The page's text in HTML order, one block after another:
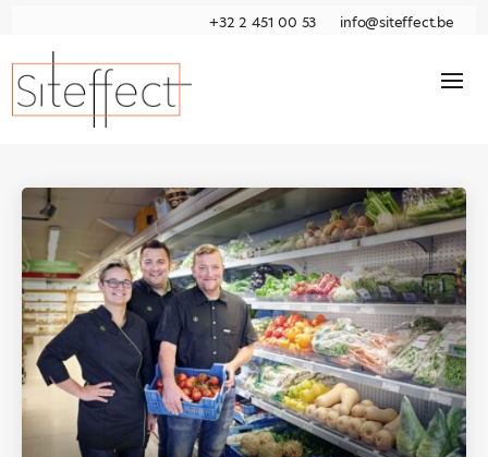
+32 2 451 00 53 info@siteffect.be